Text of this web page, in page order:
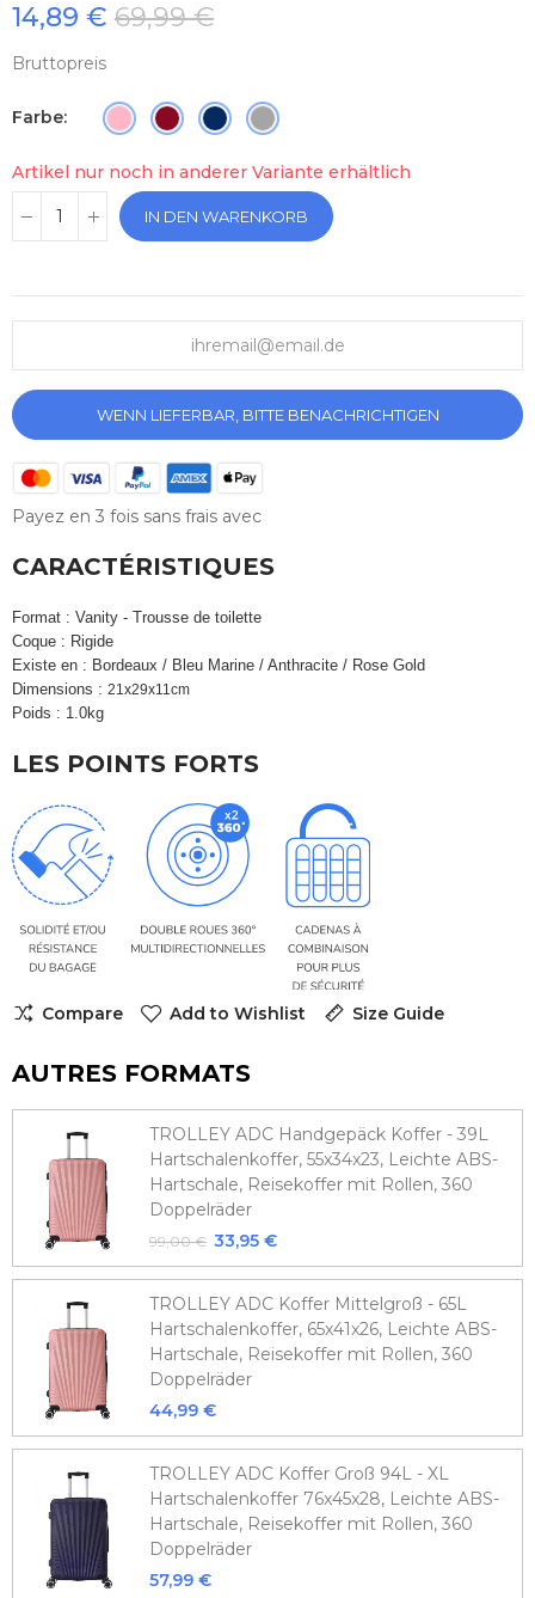
14,89 € 69,99 €
Bruttopreis
Farbe
Artikel nur noch in anderer Variante erhältlich
IN DEN WARENKORB
WENN LIEFERBAR, BITTE BENACHRICHTIGEN
Payez en 3 fois sans frais avec
CARACTÉRISTIQUES
Format : Vanity - Trousse de toilette
Coque : Rigide
Existe en : Bordeaux / Bleu Marine / Anthracite / Rose Gold
Dimensions : 21x29x11cm
Poids : 1.0kg
LES POINTS FORTS
Compare Add to Wishlist Size Guide
AUTRES FORMATS
TROLLEY ADC Handgepäck Koffer - 39L
Hartschalenkoffer, 55x34x23, Leichte ABS-
Hartschale, Reisekoffer mit Rollen, 360
Doppelräder
99,00 € 33,95 €
TROLLEY ADC Koffer Mittelgroß - 65L
Hartschalenkoffer, 65x41x26, Leichte ABS-
Hartschale, Reisekoffer mit Rollen, 360
Doppelräder
44,99 €
TROLLEY ADC Koffer Groß 94L - XL
Hartschalenkoffer 76x45x28, Leichte ABS-
Hartschale, Reisekoffer mit Rollen, 360
Doppelräder
57,99 €